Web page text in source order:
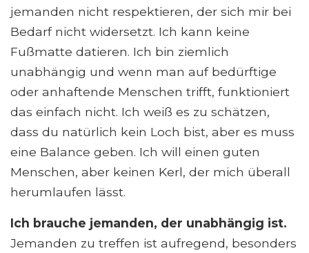
jemanden nicht respektieren, der sich mir bei
Bedarf nicht widersetzt. Ich kann keine
Fußmatte datieren. Ich bin ziemlich
unabhängig und wenn man auf bedürftige
oder anhaftende Menschen trifft, funktioniert
das einfach nicht. Ich weiß es zu schätzen,
dass du natürlich kein Loch bist, aber es muss
eine Balance geben. Ich will einen guten
Menschen, aber keinen Kerl, der mich überall
herumlaufen lässt.
Ich brauche jemanden, der unabhängig ist.
Jemanden zu treffen ist aufregend, besonders